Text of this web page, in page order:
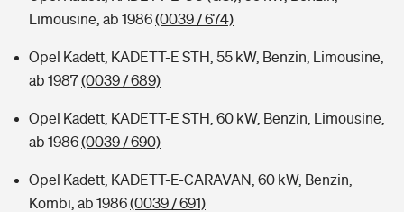
Limousine, ab 1986(0039 / 674)
Opel Kadett, KADETT-E STH, 55 kW, Benzin, Limousine,
ab 1987(0039 / 689)
Opel Kadett, KADETT-E STH, 60 kW, Benzin, Limousine,
ab 1986(0039 / 690)
Opel Kadett, KADETT-E-CARAVAN, 60 kW, Benzin,
Kombi, ab 1986(0039 / 691)